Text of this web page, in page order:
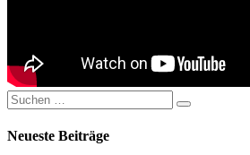
Suchen
nach:
Suchen
Neueste Beiträge